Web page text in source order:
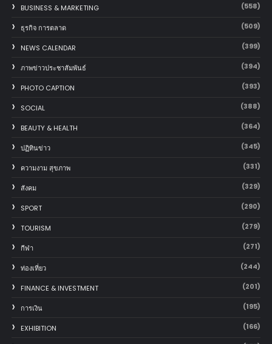
BUSINESS & MARKETING (558)
ธุรกิจ การตลาด (509)
NEWS CALENDAR (399)
ภาพข่าวประชาสัมพันธ์ (394)
PHOTO CAPTION (393)
SOCIAL (388)
BEAUTY & HEALTH (364)
ปฏิทินข่าว (345)
ความงาม สุขภาพ (331)
สังคม (329)
SPORT (290)
TOURISM (279)
กีฬา (271)
ท่องเที่ยว (244)
FINANCE & INVESTMENT (201)
การเงิน (195)
EXHIBITION (166)